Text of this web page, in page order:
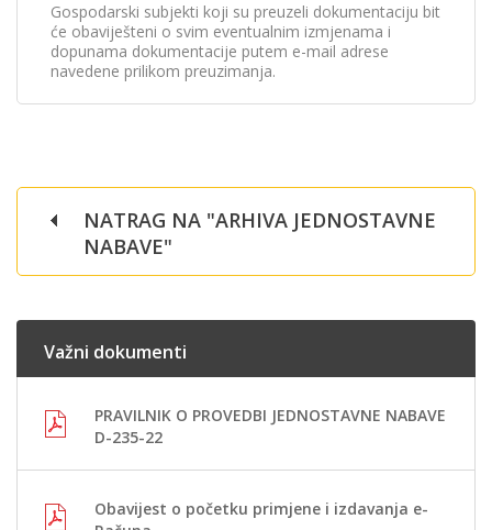
Gospodarski subjekti koji su preuzeli dokumentaciju bit
će obaviješteni o svim eventualnim izmjenama i
dopunama dokumentacije putem e-mail adrese
navedene prilikom preuzimanja.
NATRAG NA "ARHIVA JEDNOSTAVNE
NABAVE"
Važni dokumenti
PRAVILNIK O PROVEDBI JEDNOSTAVNE NABAVE
D-235-22
Obavijest o početku primjene i izdavanja e-